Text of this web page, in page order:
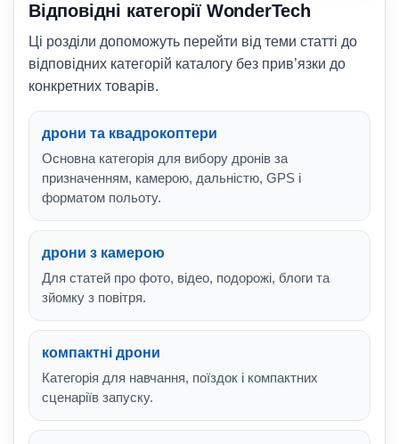
Відповідні категорії WonderTech
Ці розділи допоможуть перейти від теми статті до
відповідних категорій каталогу без прив’язки до
конкретних товарів.
дрони та квадрокоптери
Основна категорія для вибору дронів за
призначенням, камерою, дальністю, GPS і
форматом польоту.
дрони з камерою
Для статей про фото, відео, подорожі, блоги та
зйомку з повітря.
компактні дрони
Категорія для навчання, поїздок і компактних
сценаріїв запуску.